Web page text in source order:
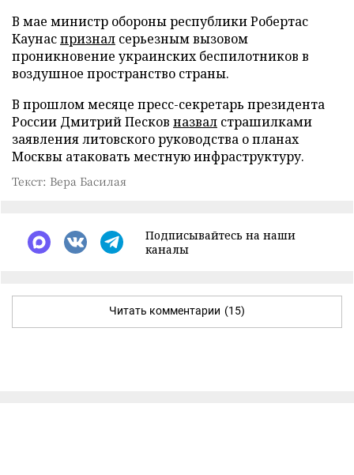
В мае министр обороны республики Робертас
Каунаспризнал серьезным вызовом
проникновение украинских беспилотников в
воздушное пространство страны.
В прошлом месяце пресс-секретарь президента
России Дмитрий Песков назвал страшилками
заявления литовского руководства о планах
Москвы атаковать местную инфраструктуру.
Текст: Вера Басилая
Подписывайтесь на наши
каналы
Читать комментарии (15)